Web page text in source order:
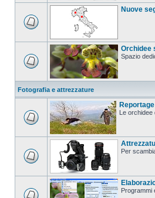
Nuove
Orchidee
Spazio
Fotografia e attrezzature
Le orchidee
Per
Programmi